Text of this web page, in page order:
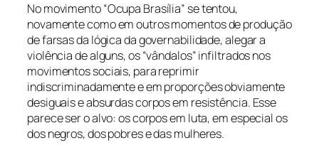
No movimento “Ocupa Brasília” se tentou,
novamente como em outros momentos de produção
de farsas da lógica da governabilidade, alegar a
violência de alguns, os “vândalos” infiltrados nos
movimentos sociais, para reprimir
indiscriminadamente e em proporções obviamente
desiguais e absurdas corpos em resistência. Esse
parece ser o alvo: os corpos em luta, em especial os
dos negros, dos pobres e das mulheres.